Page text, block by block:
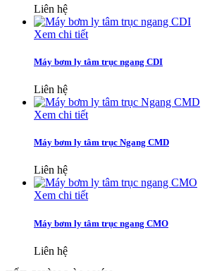
Liên hệ
Xem chi tiết
Máy bơm ly tâm trục ngang CDI
Liên hệ
Xem chi tiết
Máy bơm ly tâm trục Ngang CMD
Liên hệ
Xem chi tiết
Máy bơm ly tâm trục ngang CMO
Liên hệ